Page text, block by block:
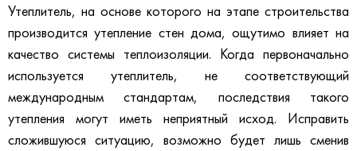
Утеплитель, на основе которого на этапе строительства
производится утепление стен дома, ощутимо влияет на
качество системы теплоизоляции. Когда первоначально
используется утеплитель, не соответствующий
международным стандартам, последствия такого
утепления могут иметь неприятный исход. Исправить
сложившуюся ситуацию, возможно будет лишь сменив